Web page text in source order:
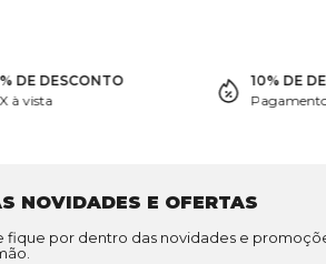
DE DESCONTO
à vista
10% DE
NOVIDADES E OFERTAS
fique por dentro das novidades e